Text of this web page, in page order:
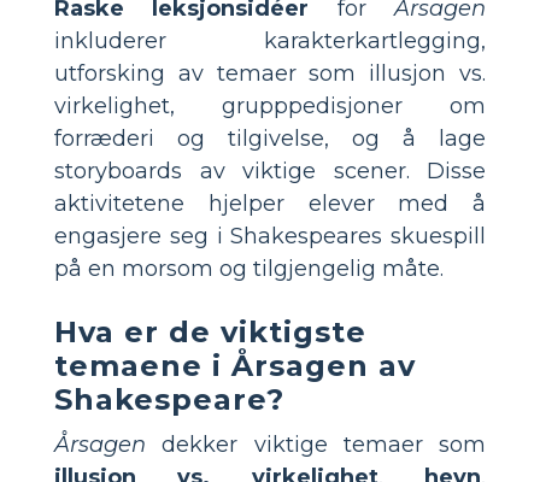
Raske leksjonsidéer forÅrsagen
inkluderer karakterkartlegging,
utforsking av temaer som illusjon vs.
virkelighet, grupppedisjoner om
forræderi og tilgivelse, og å lage
storyboards av viktige scener. Disse
aktivitetene hjelper elever med å
engasjere seg i Shakespeares skuespill
på en morsom og tilgjengelig måte.
Hva er de viktigste
temaene i Årsagen av
Shakespeare?
Årsagen dekker viktige temaer som